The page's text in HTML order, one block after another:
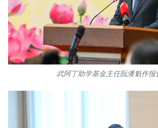
武阿丁助学基金主任阮潘魁作报